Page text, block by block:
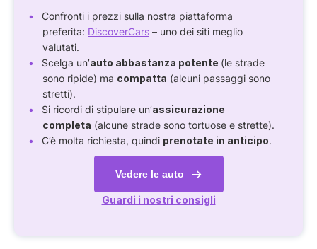
Confronti i prezzi sulla nostra piattaforma
preferita: DiscoverCars – uno dei siti meglio
valutati.
Scelga un’auto abbastanza potente (le strade
sono ripide) ma compatta (alcuni passaggi sono
stretti).
Si ricordi di stipulare un’assicurazione
completa (alcune strade sono tortuose e strette).
C’è molta richiesta, quindi prenotate in anticipo.
Vedere le auto
Guardi i nostri consigli